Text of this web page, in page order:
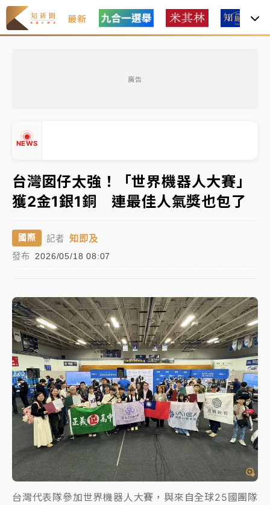
最新
廣告
NEWS
中信慈善基金會想增加董事人數！辜仲諒向法院聲請遭
駁 理由曝光
故宮《龍藏經》特展第2檔！今線上預約開賣一度塞車
周六起展出延長至晚上7時
台東農業處長涉圖利渡假村！東檢抗告成功 今重開羈
父親節泡湯了！中颱白海豚雨彈轟3天 「紅到發紫」降
雨熱區曝
女律師陳昱瑄詐慈濟10億！黃金158kg遭查扣畫面曝光
暑假過三周才推「E宿新北打卡趣」！抽獎程序複雜 觀
旅局回應了
中信慈善基金會想增加董事人數！辜仲諒向法院聲請遭
駁 理由曝光
故宮《龍藏經》特展第2檔！今線上預約開賣一度塞車
周六起展出延長至晚上7時
台東農業處長涉圖利渡假村！東檢抗告成功 今重開羈
押庭
父親節泡湯了！中颱白海豚雨彈轟3天 「紅到發紫」降
雨熱區曝
▲
台灣囡仔太強！「世界機器人大賽」
獲2金1銀1銅 連最佳人氣獎也包了
國際 記者 知即及
發布 2026/05/18 08:07
台灣代表隊參加世界機器人大賽，與來自全球25國團隊